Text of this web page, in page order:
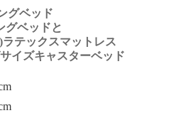
グベッド
グベッドと
ラテックスマットレス
イズキャスターベッド